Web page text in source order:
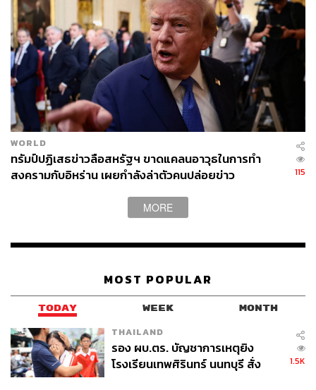
WORLD
ทรัมป์ปฏิเสธข่าวลือสหรัฐฯ ขาดแคลนอาวุธในการทำ
สงครามกับอิหร่าน เผยกำลังล่าตัวคนปล่อยข่าว
115
MORE
MOST POPULAR
TODAY WEEK MONTH
THAILAND
รอง ผบ.ตร. บัญชาการเหตุยิง
โรงเรียนเทพศิรินทร์ นนทบุรี สั่ง
1.5K